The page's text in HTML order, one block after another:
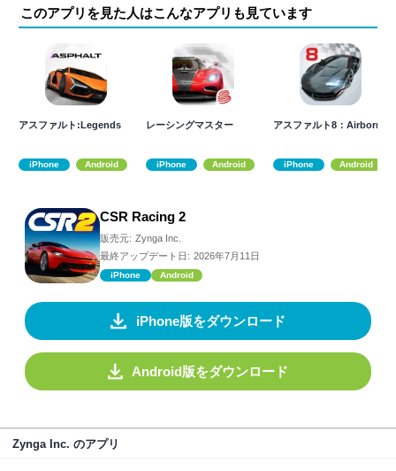
このアプリを見た人はこんなアプリも見ています
アスファルト:Legends
iPhone Android
レーシングマスター
iPhone Android
アスファルト8：Airborne
iPhone Android
CSR Racing 2
販売元: Zynga Inc.
最終アップデート日: 2026年7月11日
iPhone Android
iPhone版をダウンロード
Android版をダウンロード
Zynga Inc. のアプリ